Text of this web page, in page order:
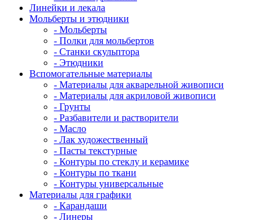
Линейки и лекала
Мольберты и этюдники
- Мольберты
- Полки для мольбертов
- Станки скульптора
- Этюдники
Вспомогательные материалы
- Материалы для акварельной живописи
- Материалы для акриловой живописи
- Грунты
- Разбавители и растворители
- Масло
- Лак художественный
- Пасты текстурные
- Контуры по стеклу и керамике
- Контуры по ткани
- Контуры универсальные
Материалы для графики
- Карандаши
- Линеры